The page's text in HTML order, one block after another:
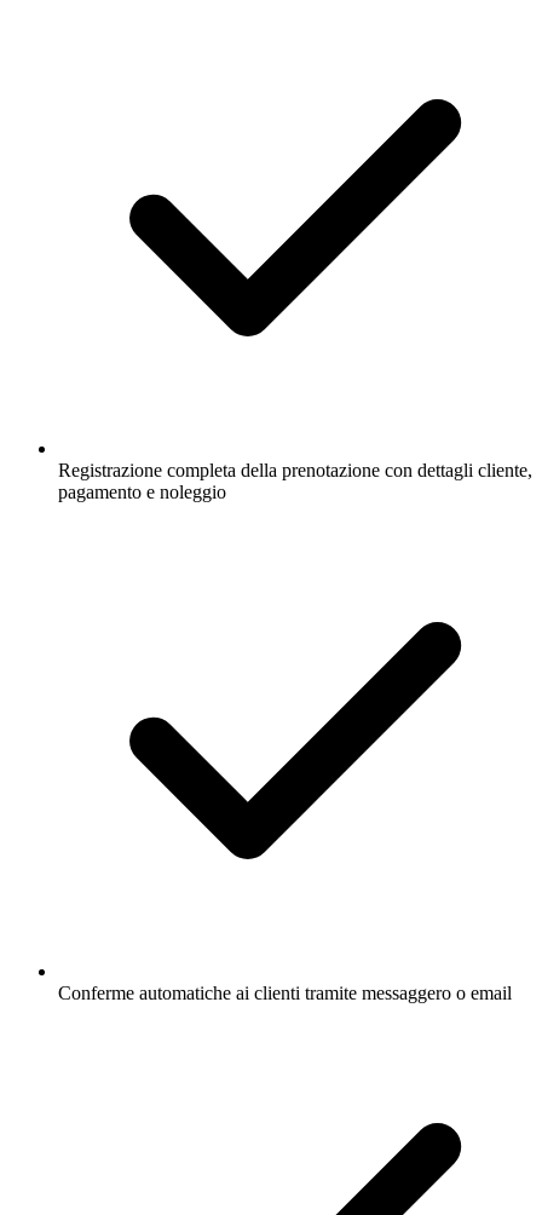
Registrazione completa della prenotazione con dettagli cliente,
pagamento e noleggio
Conferme automatiche ai clienti tramite messaggero o email